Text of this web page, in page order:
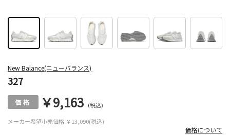
New Balance(ニューバランス)
327
メーカー希望小売価格 ￥13,090(税込)
￥9,163 (税込)
価格について